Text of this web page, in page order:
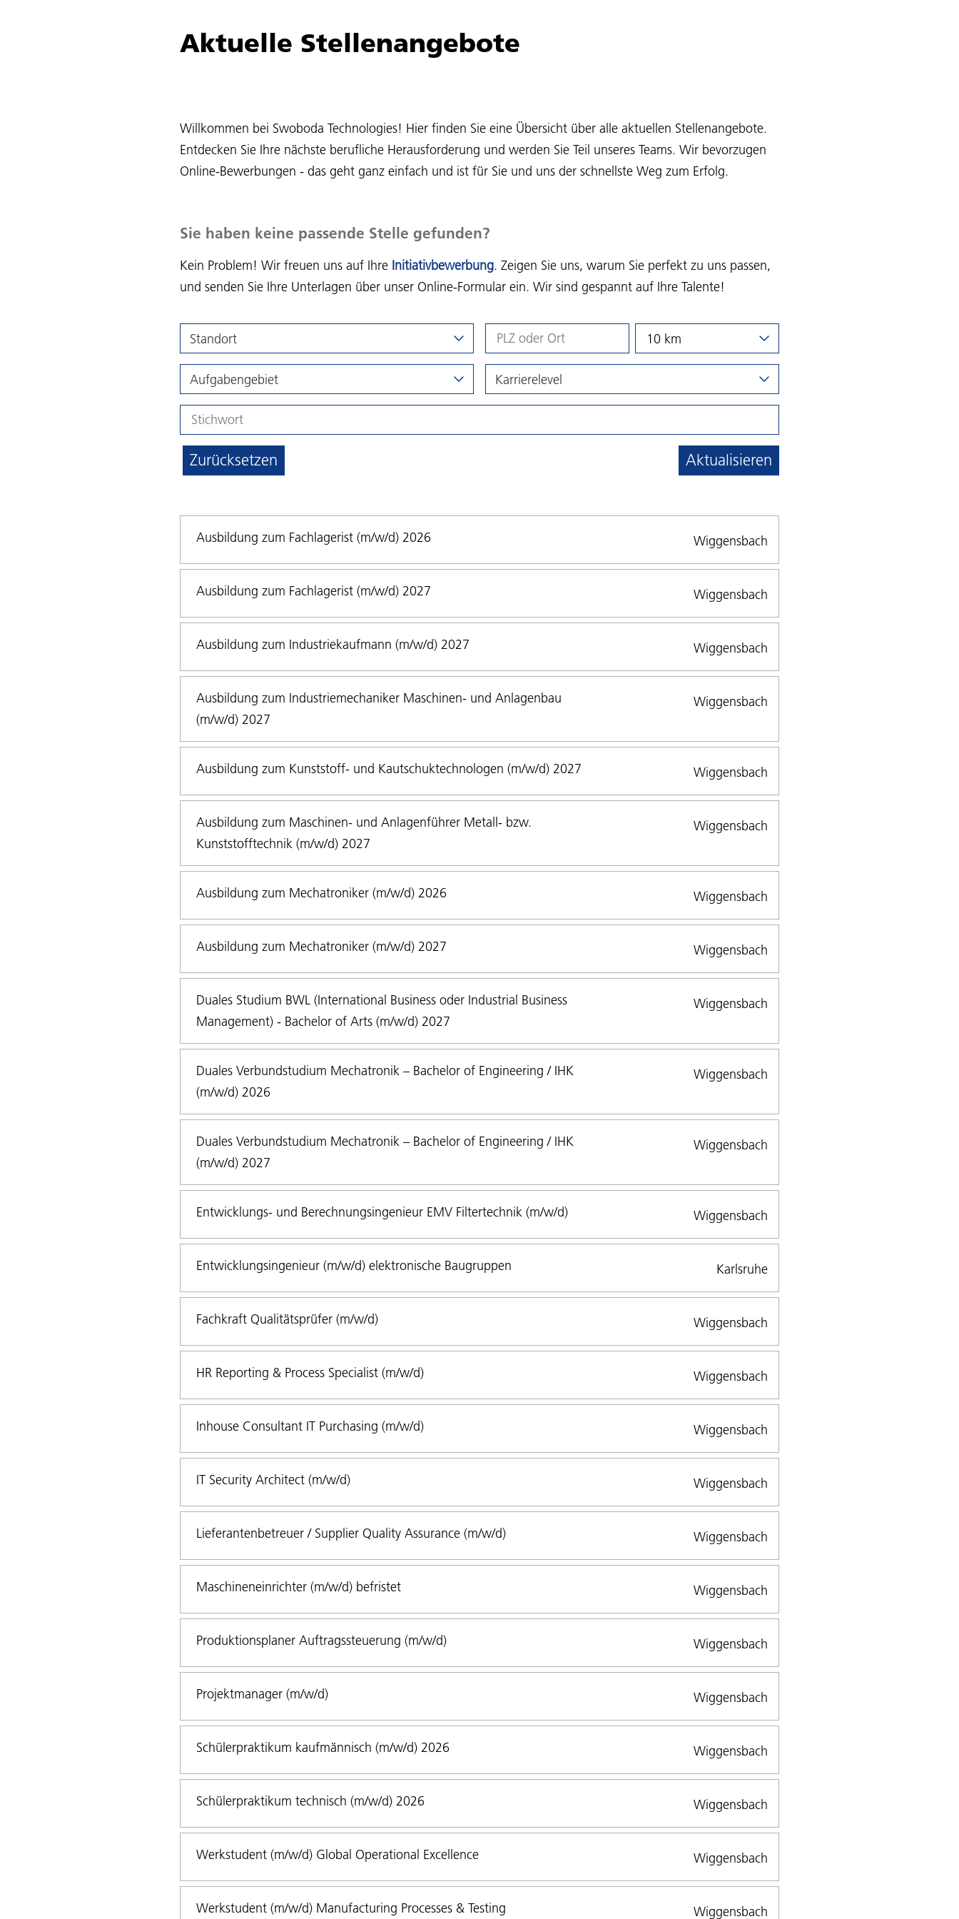
Aktuelle Stellenangebote
Willkommen bei Swoboda Technologies! Hier finden Sie eine Übersicht über alle aktuellen Stellenangebote.
Entdecken Sie Ihre nächste berufliche Herausforderung und werden Sie Teil unseres Teams. Wir bevorzugen
Online-Bewerbungen - das geht ganz einfach und ist für Sie und uns der schnellste Weg zum Erfolg.
Sie haben keine passende Stelle gefunden?
Kein Problem! Wir freuen uns auf Ihre Initiativbewerbung. Zeigen Sie uns, warum Sie perfekt zu uns passen,
und senden Sie Ihre Unterlagen über unser Online-Formular ein. Wir sind gespannt auf Ihre Talente!
Standort 10 km
Aufgabengebiet Karrierelevel
Zurücksetzen Aktualisieren
Ausbildung zum Fachlagerist (m/w/d) 2026 Wiggensbach
Ausbildung zum Fachlagerist (m/w/d) 2027 Wiggensbach
Ausbildung zum Industriekaufmann (m/w/d) 2027 Wiggensbach
Ausbildung zum Industriemechaniker Maschinen- und Anlagenbau
(m/w/d) 2027
Wiggensbach
Ausbildung zum Kunststoff- und Kautschuktechnologen (m/w/d) 2027 Wiggensbach
Ausbildung zum Maschinen- und Anlagenführer Metall- bzw.
Kunststofftechnik (m/w/d) 2027
Wiggensbach
Ausbildung zum Mechatroniker (m/w/d) 2026 Wiggensbach
Ausbildung zum Mechatroniker (m/w/d) 2027 Wiggensbach
Duales Studium BWL (International Business oder Industrial Business
Management) - Bachelor of Arts (m/w/d) 2027
Wiggensbach
Duales Verbundstudium Mechatronik – Bachelor of Engineering / IHK
(m/w/d) 2026
Wiggensbach
Duales Verbundstudium Mechatronik – Bachelor of Engineering / IHK
(m/w/d) 2027
Wiggensbach
Entwicklungs- und Berechnungsingenieur EMV Filtertechnik (m/w/d) Wiggensbach
Entwicklungsingenieur (m/w/d) elektronische Baugruppen Karlsruhe
Fachkraft Qualitätsprüfer (m/w/d) Wiggensbach
HR Reporting & Process Specialist (m/w/d) Wiggensbach
Inhouse Consultant IT Purchasing (m/w/d) Wiggensbach
IT Security Architect (m/w/d) Wiggensbach
Lieferantenbetreuer / Supplier Quality Assurance (m/w/d) Wiggensbach
Maschineneinrichter (m/w/d) befristet Wiggensbach
Produktionsplaner Auftragssteuerung (m/w/d) Wiggensbach
Projektmanager (m/w/d) Wiggensbach
Schülerpraktikum kaufmännisch (m/w/d) 2026 Wiggensbach
Schülerpraktikum technisch (m/w/d) 2026 Wiggensbach
Werkstudent (m/w/d) Global Operational Excellence Wiggensbach
Werkstudent (m/w/d) Manufacturing Processes & Testing Wiggensbach